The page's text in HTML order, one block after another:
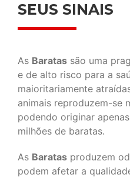
SEUS SINAIS
As Baratas são uma
e de alto risco para a
maioritariamente
animais reproduzem-se
podendo originar
milhões de baratas.
As Baratas produzem
podem afetar a